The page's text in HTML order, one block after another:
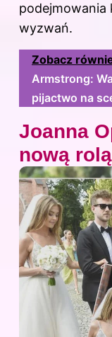
wyzwań.
Zobacz
Armstrong:
pijactwo na
Joanna
nową